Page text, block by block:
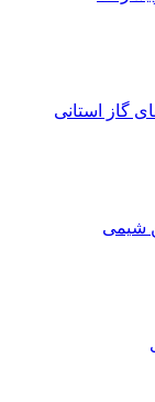
استانی